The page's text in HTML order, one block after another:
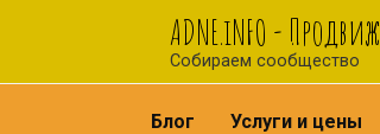
ADNE.iNFO -
Собираем сообщество
Блог Услуги и цены